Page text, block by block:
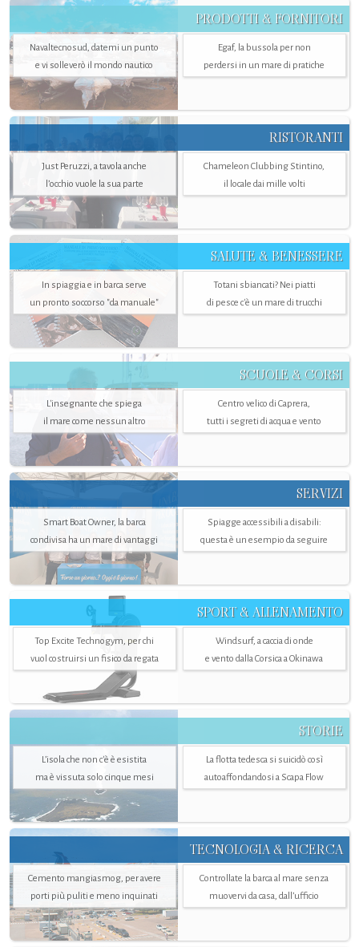
PRODOTTI & FORNITORI
Navaltecnosud, datemi un punto
e vi solleverò il mondo nautico
Egaf, la bussola per non
perdersi in un mare di pratiche
RISTORANTI
Just Peruzzi, a tavola anche
l’occhio vuole la sua parte
Chameleon Clubbing Stintino,
il locale dai mille volti
SALUTE & BENESSERE
In spiaggia e in barca serve
un pronto soccorso "da manuale"
Totani sbiancati? Nei piatti
di pesce c'è un mare di trucchi
SCUOLE & CORSI
L'insegnante che spiega
il mare come nessun altro
Centro velico di Caprera,
tutti i segreti di acqua e vento
SERVIZI
Smart Boat Owner, la barca
condivisa ha un mare di vantaggi
Spiagge accessibili a disabili:
questa è un esempio da seguire
SPORT & ALLENAMENTO
Top Excite Technogym, per chi
vuol costruirsi un fisico da regata
Windsurf, a caccia di onde
e vento dalla Corsica a Okinawa
STORIE
L’isola che non c'è è esistita
ma è vissuta solo cinque mesi
La flotta tedesca si suicidò così
autoaffondandosi a Scapa Flow
TECNOLOGIA & RICERCA
Cemento mangiasmog, per avere
porti più puliti e meno inquinati
Controllate la barca al mare senza
muovervi da casa, dall’ufficio